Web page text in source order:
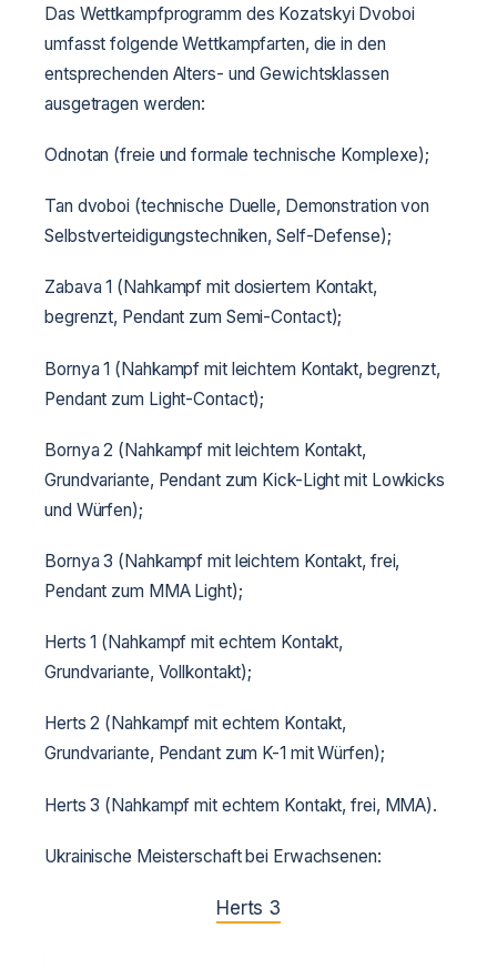
Das Wettkampfprogramm des Kozatskyi Dvoboi
umfasst folgende Wettkampfarten, die in den
entsprechenden Alters- und Gewichtsklassen
ausgetragen werden:
Odnotan (freie und formale technische Komplexe);
Tan dvoboi (technische Duelle, Demonstration von
Selbstverteidigungstechniken, Self-Defense);
Zabava 1 (Nahkampf mit dosiertem Kontakt,
begrenzt, Pendant zum Semi-Contact);
Bornya 1 (Nahkampf mit leichtem Kontakt, begrenzt,
Pendant zum Light-Contact);
Bornya 2 (Nahkampf mit leichtem Kontakt,
Grundvariante, Pendant zum Kick-Light mit Lowkicks
und Würfen);
Bornya 3 (Nahkampf mit leichtem Kontakt, frei,
Pendant zum MMA Light);
Herts 1 (Nahkampf mit echtem Kontakt,
Grundvariante, Vollkontakt);
Herts 2 (Nahkampf mit echtem Kontakt,
Grundvariante, Pendant zum K-1 mit Würfen);
Herts 3 (Nahkampf mit echtem Kontakt, frei, MMA).
Ukrainische Meisterschaft bei Erwachsenen:
Herts 3